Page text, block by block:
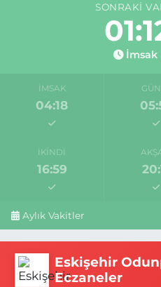
SONRAKI
İmsak
İMSAK
04:18
İKINDI
16:59
Aylık Vakitler
Eskişehir
Eczaneler